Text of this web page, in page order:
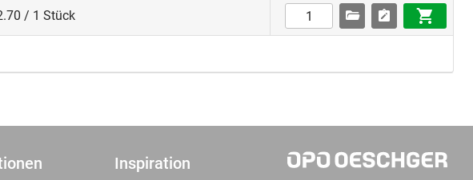
/ 1 Stück
Inspiration